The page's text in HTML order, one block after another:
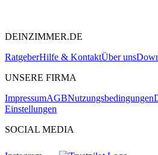
DEINZIMMER.DE
RatgeberHilfe & KontaktÜber uns
UNSERE FIRMA
ImpressumAGBNutzungsbedingungen
Einstellungen
SOCIAL MEDIA